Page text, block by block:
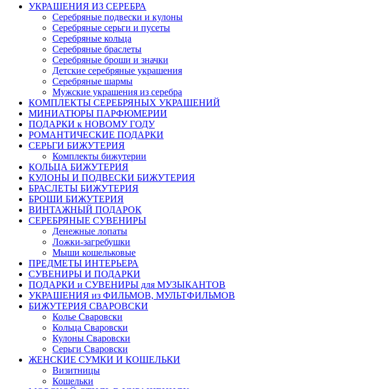
УКРАШЕНИЯ ИЗ СЕРЕБРА
Серебряные подвески и кулоны
Серебряные серьги и пусеты
Серебряные кольца
Серебряные браслеты
Серебряные броши и значки
Детские серебряные украшения
Серебряные шармы
Мужские украшения из серебра
КОМПЛЕКТЫ СЕРЕБРЯНЫХ УКРАШЕНИЙ
МИНИАТЮРЫ ПАРФЮМЕРИИ
ПОДАРКИ к НОВОМУ ГОДУ
РОМАНТИЧЕСКИЕ ПОДАРКИ
СЕРЬГИ БИЖУТЕРИЯ
Комплекты бижутерии
КОЛЬЦА БИЖУТЕРИЯ
КУЛОНЫ И ПОДВЕСКИ БИЖУТЕРИЯ
БРАСЛЕТЫ БИЖУТЕРИЯ
БРОШИ БИЖУТЕРИЯ
ВИНТАЖНЫЙ ПОДАРОК
СЕРЕБРЯНЫЕ СУВЕНИРЫ
Денежные лопаты
Ложки-загребушки
Мыши кошельковые
ПРЕДМЕТЫ ИНТЕРЬЕРА
СУВЕНИРЫ И ПОДАРКИ
ПОДАРКИ и СУВЕНИРЫ для МУЗЫКАНТОВ
УКРАШЕНИЯ из ФИЛЬМОВ, МУЛЬТФИЛЬМОВ
БИЖУТЕРИЯ СВАРОВСКИ
Колье Сваровски
Кольца Сваровски
Кулоны Сваровски
Серьги Сваровски
ЖЕНСКИЕ СУМКИ И КОШЕЛЬКИ
Визитницы
Кошельки